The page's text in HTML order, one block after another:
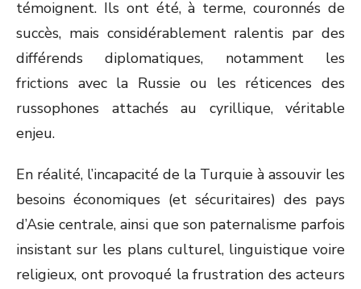
témoignent. Ils ont été, à terme, couronnés de
succès, mais considérablement ralentis par des
différends diplomatiques, notamment les
frictions avec la Russie ou les réticences des
russophones attachés au cyrillique, véritable
enjeu.
En réalité, l’incapacité de la Turquie à assouvir les
besoins économiques (et sécuritaires) des pays
d’Asie centrale, ainsi que son paternalisme parfois
insistant sur les plans culturel, linguistique voire
religieux, ont provoqué la frustration des acteurs